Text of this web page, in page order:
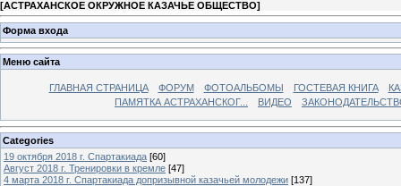
[АСТРАХАНСКОЕ ОКРУЖНОЕ КАЗАЧЬЕ ОБЩЕСТВО]
Форма входа
Меню сайта
ГЛАВНАЯ СТРАНИЦА ФОРУМ ФОТОАЛЬБОМЫ ГОСТЕВАЯ КНИГА
ПАМЯТКА АСТРАХАНСКОГ...
ВИДЕО
Categories
19 октября 2018 г. Спартакиада [60]
Август 2018 г. Тренировки в кремле [47]
4 марта 2018 г. Спартакиада допризывной казачьей молодежи [137]